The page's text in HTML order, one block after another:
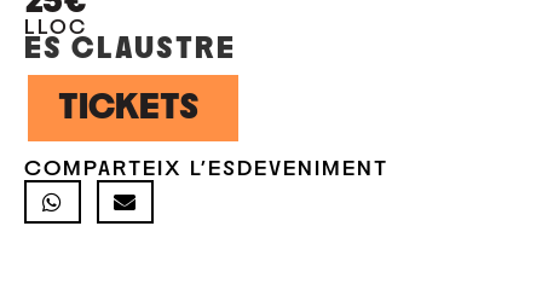
LLOC
ES CLAUSTRE
TICKETS
COMPARTEIX L'ESDEVENIMENT